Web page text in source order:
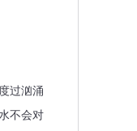
过汹涌
不会对